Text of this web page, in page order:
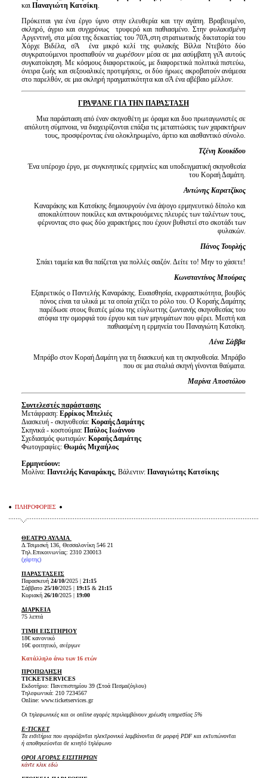
και Παναγιώτη Κατσίκη.
Πρόκειται για ένα έργο ύμνο στην ελευθερία και την αγάπη. Βραβευμένο,
σκληρό, άγριο και συγχρόνως τρυφερό και παθιασμένο. Στηνφυλακισμένη
Αργεντινή, στα μέσα της δεκαετίας του 70Ά,στη στρατιωτικής δικτατορία του
Χόρχε Βιδέλα, σΆ ένα μικρό κελί της φυλακής Βίλλα Ντεβότο δύο
συγκρατούμενοι προσπαθούν να χωρέσουν μέσα σε μια ασύμβατη γιΆ αυτούς
συγκατοίκηση. Με κόσμους διαφορετικούς, με διαφορετικά πολιτικά πιστεύω,
όνειρα ζωής και σεξουαλικές προτιμήσεις, οι δύο ήρωες ακροβατούν ανάμεσα
στο παρελθόν, σε μια σκληρή πραγματικότητα και σΆ ένα αβέβαιο μέλλον.
ΓΡΑΨΑΝΕ ΓΙΑ ΤΗΝ ΠΑΡΑΣΤΑΣΗ
Μια παράσταση από έναν σκηνοθέτη με όραμα και δυο πρωταγωνιστές σε
απόλυτη σύμπνοια, να διαχειρίζονται επάξια τις μεταπτώσεις των χαρακτήρων
τους, προσφέροντας ένα ολοκληρωμένο, άρτιο και αισθαντικό σύνολο.
Τζένη Κουκίδου
Ένα υπέροχο έργο, με συγκινητικές ερμηνείες και υποδειγματική σκηνοθεσία
του Κοραή Δαμάτη.
Αντώνης Καρατζίκος
Καναράκης και Κατσίκης δημιουργούν ένα άψογο ερμηνευτικό δίπολο και
αποκαλύπτουν ποικίλες και αντικρουόμενες πλευρές των ταλέντων τους,
φέρνοντας στο φως δύο χαρακτήρες που έχουν βυθιστεί στο σκοτάδι των
φυλακών.
Πάνος Τουρλής
Σπάει ταμεία και θα παίζεται για πολλές σαιζόν. Δείτε το! Μην το χάσετε!
Κωνσταντίνος Μπούρας
Εξαιρετικός ο Παντελής Καναράκης. Ευαισθησία, εκφραστικότητα, βουβός
πόνος είναι τα υλικά με τα οποία χτίζει το ρόλο του. Ο Κοραής Δαμάτης
παρέδωσε στους θεατές μέσω της εύγλωττης ζωντανής σκηνοθεσίας του
ατόφια την ομορφιά του έργου και των μηνυμάτων που φέρει. Μεστή και
παθιασμένη η ερμηνεία του Παναγιώτη Κατσίκη.
Λένα Σάββα
Μπράβο στον Κοραή Δαμάτη για τη διασκευή και τη σκηνοθεσία. Μπράβο
που σε μια σταλιά σκηνή γίνονται θαύματα.
Μαρίνα Αποστόλου
Συντελεστές παράστασης
Μετάφραση: Ερρίκος Μπελιές
Διασκευή - σκηνοθεσία: Κοραής Δαμάτης
Σκηνικά - κοστούμια: Παύλος Ιωάννου
Σχεδιασμός φωτισμών: Κοραής Δαμάτης
Φωτογραφίες: Θωμάς Μιχαήλος
Ερμηνεύουν:
Μολίνα: Παντελής Καναράκης, Βάλεντιν: Παναγιώτης Κατσίκης
ΠΛΗΡΟΦΟΡΙΕΣ
ΘΕΑΤΡΟ ΑΥΛΑΙΑ
Δ.Τσιμισκή 136, Θεσσαλονίκη 546 21
Τηλ.Επικοινωνίας: 2310 230013
(χάρτης)
ΠΑΡΑΣΤΑΣΕΙΣ
Παρασκευή 24/10/2025 | 21:15
Σάββατο 25/10/2025 | 19:15 &21:15
Κυριακή 26/10/2025 | 19:00
ΔΙΑΡΚΕΙΑ
75 λεπτά
ΤΙΜΗ ΕΙΣΙΤΗΡΙΟΥ
18€ κανονικό
16€ φοιτητικό, ανέργων
Κατάλληλο άνω των 16 ετών
ΠΡΟΠΩΛΗΣΗ
TICKETSERVICES
Εκδοτήριο: Πανεπιστημίου 39 (Στοά Πεσμαζόγλου)
Τηλεφωνικά: 210 7234567
Online: www.ticketservices.gr
Οι τηλεφωνικές και οι online αγορές περιλαμβάνουν χρέωση υπηρεσίας 5%
E-TICKET
Τα εισιτήρια που αγοράζονται ηλεκτρονικά λαμβάνονται σε μορφή PDF και εκτυπώνονται
ή αποθηκεύονται σε κινητό τηλέφωνο
ΟΡΟΙ ΑΓΟΡΑΣ ΕΙΣΙΤΗΡΙΩΝ
κάντε κλικ εδώ